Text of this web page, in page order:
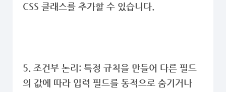
CSS 클래스를 추가할 수 있습니다.
5. 조건부 논리: 특정 규칙을 만들어 다른 필드
의 값에 따라 입력 필드를 동적으로 숨기거나